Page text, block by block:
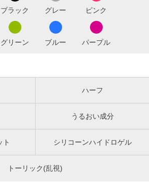
ブラック グレー ピンク
グリーン ブルー パープル
ハーフ
うるおい成分
ト シリコーンハイドロゲル
トーリック(乱視)